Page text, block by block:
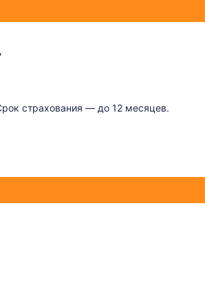
страхования — до 12 месяцев.